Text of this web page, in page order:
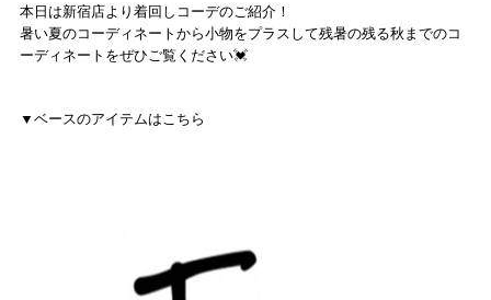
本日は新宿店より着回しコーデのご紹介！
暑い夏のコーディネートから小物をプラスして残暑の残る秋までのコ
ーディネートをぜひご覧ください💓
▼ベースのアイテムはこちら